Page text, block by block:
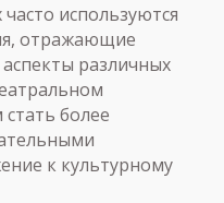
используются
отражающие
различных
более
к культурному